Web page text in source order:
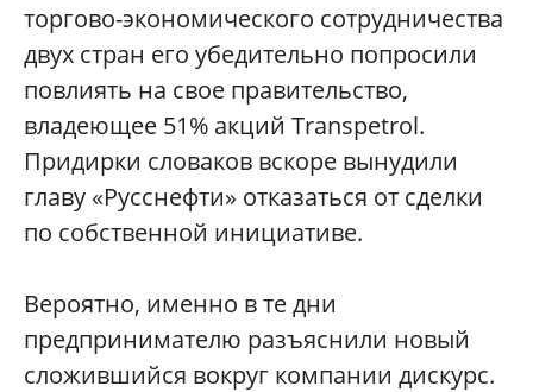
торгово-экономического сотрудничества
двух стран его убедительно попросили
повлиять на свое правительство,
владеющее 51% акций Transpetrol.
Придирки словаков вскоре вынудили
главу «Русснефти» отказаться от сделки
по собственной инициативе.
Вероятно, именно в те дни
предпринимателю разъяснили новый
сложившийся вокруг компании дискурс.